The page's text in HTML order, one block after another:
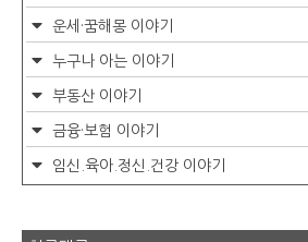
운세·꿈해몽 이야기
누구나 아는 이야기
부동산 이야기
금융·보험 이야기
임신.육아.정신.건강 이야기